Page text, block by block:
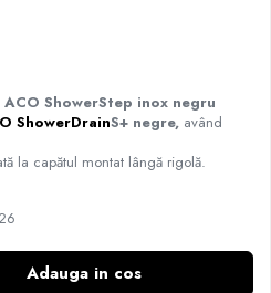
ACO ShowerStep inox negru
ShowerDrainS+ negre, având
la capătul montat lângă rigolă.
Adauga in cos